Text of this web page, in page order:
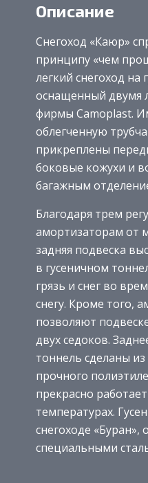
Описание
Снегоход «Каюр»
принципу «чем
легкий снегоход на
оснащенный двумя
фирмы Camoplast.
облегченную
прикреплены
боковые кожухи и
багажным
Благодаря трем
амортизаторам от
задняя подвеска
в гусеничном
грязь и снег во
снегу. Кроме того,
позволяют
двух седоков.
тоннель сделаны
прочного
прекрасно
температурах.
снегоходе «Буран»,
специальными